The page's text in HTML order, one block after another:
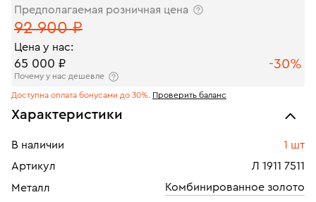
Предполагаемая розничная цена
92 900 ₽
Цена у нас:
65 000 ₽ -30%
Почему у нас дешевле
Доступна оплата бонусами до 30%. Проверить баланс
Характеристики
В наличии
1 шт
Артикул
Л 1911 7511
Металл
Комбинированное золото